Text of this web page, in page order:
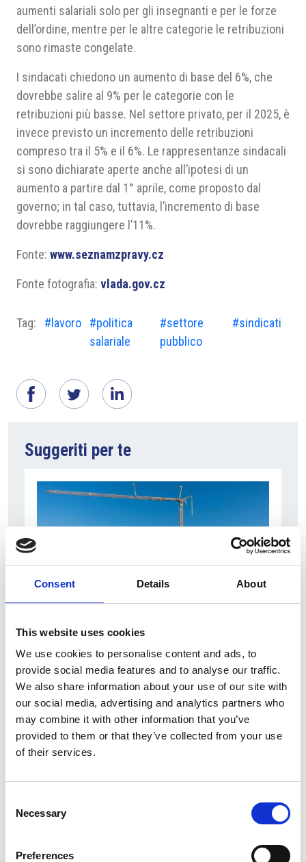
Consent Details About
This website uses cookies
We use cookies to personalise content and ads, to
provide social media features and to analyse our traffic.
We also share information about your use of our site with
our social media, advertising and analytics partners who
may combine it with other information that you’ve
provided to them or that they’ve collected from your use
of their services.
Selection
Necessary
Preferences
aumenti salariali solo per gli insegnanti e per le forze
dell’ordine, mentre per le altre categorie le retribuzioni
sono rimaste congelate.
I sindacati chiedono un aumento di base del 6%, che
dovrebbe salire al 9% per le categorie con le
retribuzioni più basse. Nel settore privato, per il 2025, è
invece previsto un incremento delle retribuzioni
compreso tra il 5% e il 6%. Le rappresentanze sindacali
si sono dichiarate aperte anche all’ipotesi di un
aumento a partire dal 1° aprile, come proposto dal
governo; in tal caso, tuttavia, l’incremento di base
dovrebbe raggiungere l’11%.
Fonte: www.seznamzpravy.cz
Fonte fotografia: vlada.gov.cz
Tag: #lavoro
#politica
salariale
#settore
pubblico
#sindicati
Suggeriti per te
Nel primo semestre è aumentata fortemente la
costruzione di nuove abitazioni
Repubblica Ceca